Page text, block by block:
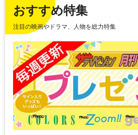
おすすめ特集
注目の映画やドラマ、人物を総力特集